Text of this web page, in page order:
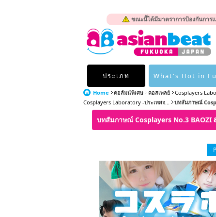
ขณะนี้ได้มีมาตราการป้องกันการ
ประเภท What's Hot in
Home คอลัมน์พิเศษ คอสเพลย์ Cosplayers
Cosplayers Laboratory -ประเทศจ...
บทสัมภาษณ์
บทสัมภาษณ์ Cosplayers No.3 BAOZI